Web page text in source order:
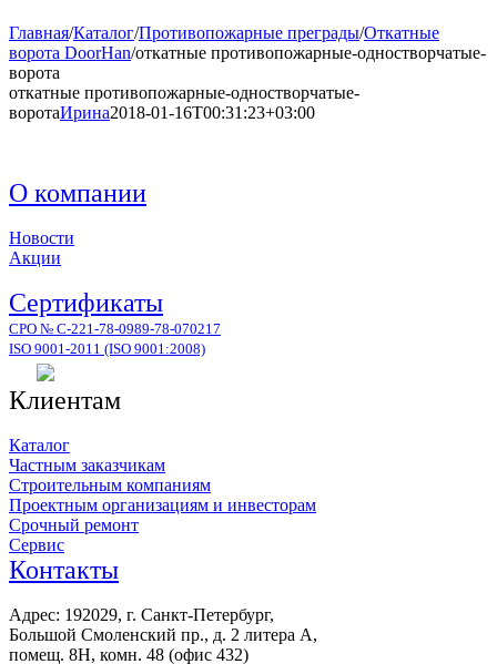
Главная/Каталог/Противопожарные преграды/Откатные
ворота DoorHan/откатные противопожарные-одностворчатые-
ворота
откатные противопожарные-одностворчатые-
воротаИрина2018-01-16T00:31:23+03:00
О компании
Новости
Акции
Сертификаты
СРО № С-221-78-0989-78-070217
ISO 9001-2011 (ISO 9001:2008)
Клиентам
Каталог
Частным заказчикам
Строительным компаниям
Проектным организациям и инвесторам
Срочный ремонт
Сервис
Контакты
Адрес: 192029, г. Санкт-Петербург,
Большой Смоленский пр., д. 2 литера А,
помещ. 8Н, комн. 48 (офис 432)